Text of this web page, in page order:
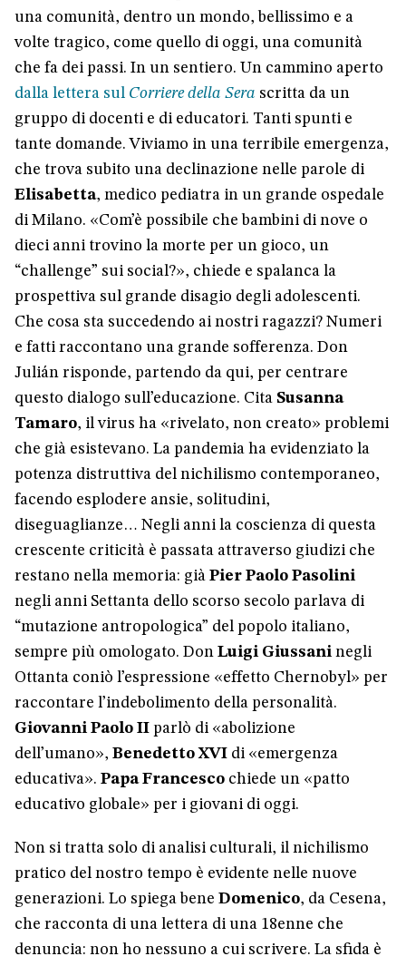
una comunità, dentro un mondo, bellissimo e a
volte tragico, come quello di oggi, una comunità
che fa dei passi. In un sentiero. Un cammino aperto
dalla lettera sul Corriere della Sera scritta da un
gruppo di docenti e di educatori. Tanti spunti e
tante domande. Viviamo in una terribile emergenza,
che trova subito una declinazione nelle parole di
Elisabetta, medico pediatra in un grande ospedale
di Milano. «Com’è possibile che bambini di nove o
dieci anni trovino la morte per un gioco, un
“challenge” sui social?», chiede e spalanca la
prospettiva sul grande disagio degli adolescenti.
Che cosa sta succedendo ai nostri ragazzi? Numeri
e fatti raccontano una grande sofferenza. Don
Julián risponde, partendo da qui, per centrare
questo dialogo sull’educazione. Cita Susanna
Tamaro, il virus ha «rivelato, non creato» problemi
che già esistevano. La pandemia ha evidenziato la
potenza distruttiva del nichilismo contemporaneo,
facendo esplodere ansie, solitudini,
diseguaglianze… Negli anni la coscienza di questa
crescente criticità è passata attraverso giudizi che
restano nella memoria: già Pier Paolo Pasolini
negli anni Settanta dello scorso secolo parlava di
“mutazione antropologica” del popolo italiano,
sempre più omologato. Don Luigi Giussani negli
Ottanta coniò l’espressione «effetto Chernobyl» per
raccontare l’indebolimento della personalità.
Giovanni Paolo II parlò di «abolizione
dell’umano», Benedetto XVI di «emergenza
educativa». Papa Francesco chiede un «patto
educativo globale» per i giovani di oggi.
Non si tratta solo di analisi culturali, il nichilismo
pratico del nostro tempo è evidente nelle nuove
generazioni. Lo spiega bene Domenico, da Cesena,
che racconta di una lettera di una 18enne che
denuncia: non ho nessuno a cui scrivere. La sfida è